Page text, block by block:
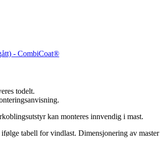
- CombiCoat®
todelt.
kan monteres innvendig i mast.
tabell for vindlast. Dimensjonering av